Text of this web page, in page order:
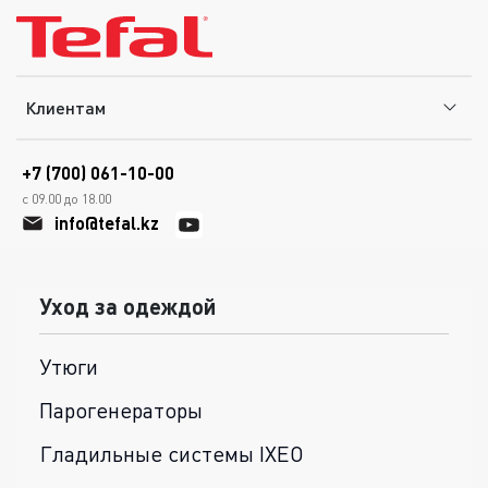
Клиентам
+7 (700) 061-10-00
с 09.00 до 18.00
info@tefal.kz
Уход за одеждой
Утюги
Парогенераторы
Гладильные системы IXEO